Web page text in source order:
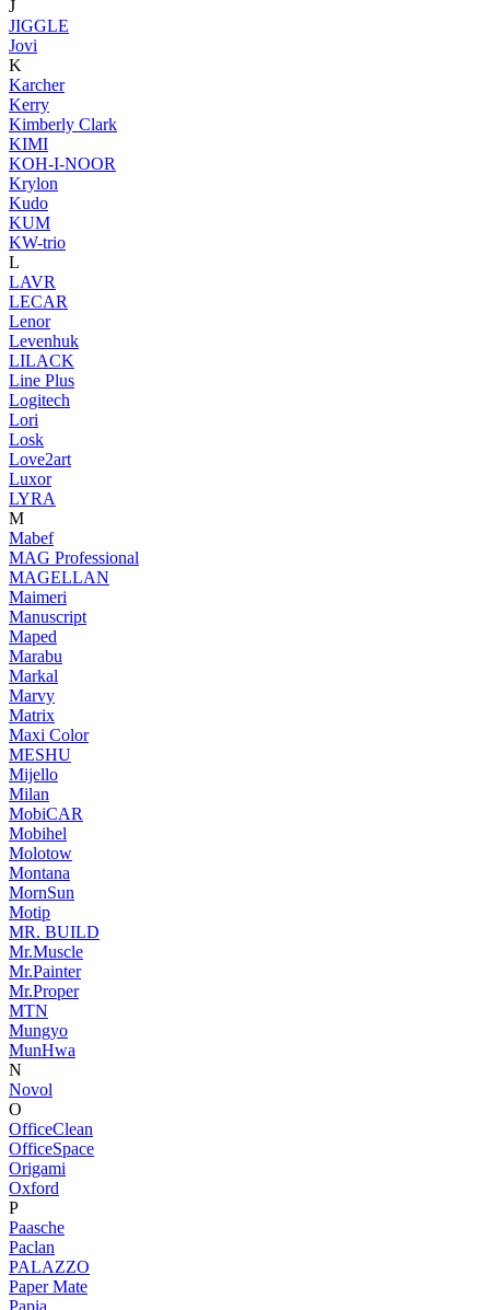
J
JIGGLE
Jovi
K
Karcher
Kerry
Kimberly Clark
KIMI
KOH-I-NOOR
Krylon
Kudo
KUM
KW-trio
L
LAVR
LECAR
Lenor
Levenhuk
LILACK
Line Plus
Logitech
Lori
Losk
Love2art
Luxor
LYRA
M
Mabef
MAG Professional
MAGELLAN
Maimeri
Manuscript
Maped
Marabu
Markal
Marvy
Matrix
Maxi Color
MESHU
Mijello
Milan
MobiCAR
Mobihel
Molotow
Montana
MornSun
Motip
MR. BUILD
Mr.Muscle
Mr.Painter
Mr.Proper
MTN
Mungyo
MunHwa
N
Novol
O
OfficeClean
OfficeSpace
Origami
Oxford
P
Paasche
Paclan
PALAZZO
Paper Mate
Papia